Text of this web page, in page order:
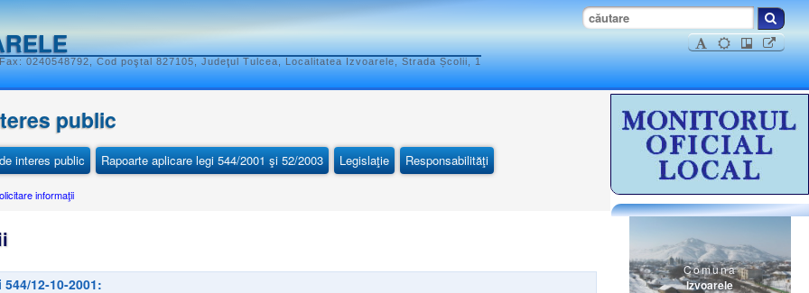
0240548792, Cod poştal 827105, Judeţul Tulcea, Localitatea Izvoarele, Strada Școlii, 1
public
interes public Rapoarte aplicare legi 544/2001 şi 52/2003 Legislaţie Responsabilităţi
informaţii
12-10-2001:
Comuna
Izvoarele